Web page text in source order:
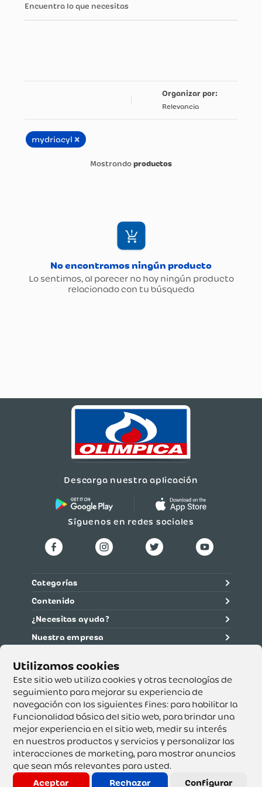
Este sitio web utiliza cookies y otras tecnologías de
seguimiento para mejorar su experiencia de
navegación con los siguientes fines: para habilitar la
funcionalidad básica del sitio web, para brindar una
mejor experiencia en el sitio web, medir su interés
en nuestros productos y servicios y personalizar las
interacciones de marketing, para mostrar anuncios
que sean más relevantes para usted.
Aceptar
Rechazar Configurar
Encuentra lo que necesitas
Relevancia
mydriacyl ×
productos
Descarga nuestra aplicación
Síguenos en redes sociales
Categorías
Contenido
¿Necesitas ayuda?
Nuestra empresa
Supertiendas y Drogería Olímpica S.A. - Nit 890.107.487 -
Dirección de notificación: Calle 53 No. 46-192 local 3-01
Teléfono: 3232540999 - Correo:
servicioalcliente@olimpica.com.co
Copyright o Actualización 2023 OLÍMPICA S.A. Derechos
Reservados.